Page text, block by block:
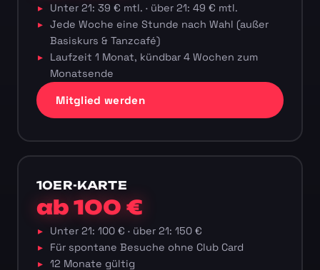
Unter 21: 39 € mtl. · über 21: 49 € mtl.
Jede Woche eine Stunde nach Wahl (außer
Basiskurs & Tanzcafé)
Laufzeit 1 Monat, kündbar 4 Wochen zum
Monatsende
Mitglied werden
10ER-KARTE
ab 100 €
Unter 21: 100 € · über 21: 150 €
Für spontane Besuche ohne Club Card
12 Monate gültig